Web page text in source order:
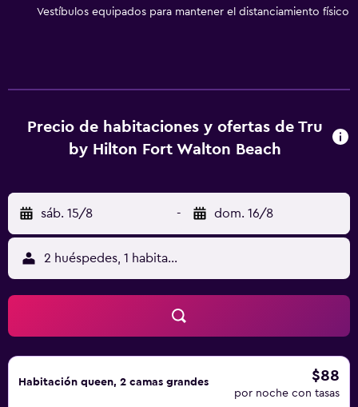
Vestíbulos equipados para mantener el distanciamiento físico
Precio de habitaciones y ofertas de Tru
by Hilton Fort Walton Beach
sáb. 15/8 - dom. 16/8
2 huéspedes, 1 habitación
Habitación queen, 2 camas grandes $88
por noche con tasas